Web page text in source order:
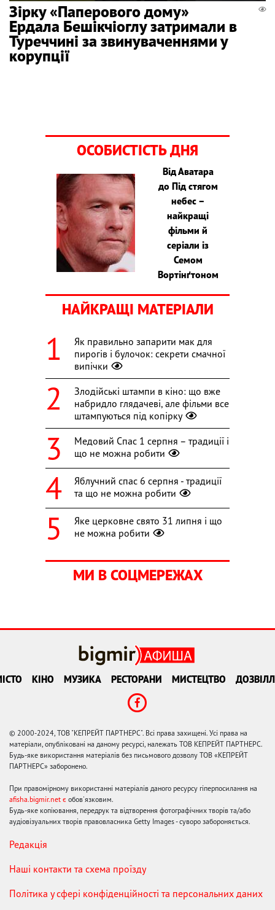
Зірку «Паперового дому»
Ердала Бешікчіоглу затримали в
Туреччині за звинуваченнями у
корупції
ОСОБИСТІСТЬ ДНЯ
Від Аватара
до Під стягом
небес –
найкращі
фільми й
серіали із
Семом
Вортінґтоном
НАЙКРАЩІ МАТЕРІАЛИ
Як правильно запарити мак для
пирогів і булочок: секрети смачної
випічки
Злодійські штампи в кіно: що вже
набридло глядачеві, але фільми все
штампуються під копірку
Медовий Спас 1 серпня – традиції і
що не можна робити
Яблучний спас 6 серпня - традиції
та що не можна робити
Яке церковне свято 31 липня і що
не можна робити
МИ В СОЦМЕРЕЖАХ
КІНО МУЗИКА РЕСТОРАНИ МИСТЕЦТВО
© 2000-2024, ТОВ "КЕПРЕЙТ ПАРТНЕРС". Всі права захищені. Усі права на
матеріали, опубліковані на даному ресурсі, належать ТОВ КЕПРЕЙТ ПАРТНЕРС.
Будь-яке використання матеріалів без письмового дозволу ТОВ «КЕПРЕЙТ
ПАРТНЕРС» заборонено.
При правомірному використанні матеріалів даного ресурсу гіперпосилання на
afisha.bigmir.net є обов'язковим.
Будь-яке копіювання, передрук та відтворення фотографічних творів та/або
аудіовізуальних творів правовласника Getty Images - суворо забороняється.
Редакція
Наші контакти та схема проїзду
Політика у сфері конфіденційності та персональних даних